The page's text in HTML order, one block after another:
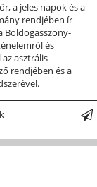
a jeles napok és a
rendjében ír
Boldogasszony-
és
asztrális
rendjében és a